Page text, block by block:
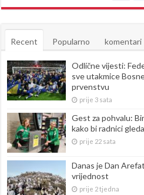
Recent Popularno komentari
Odlične vijesti:
sve utakmice
prvenstvu
prije 3 sata
Gest za pohvalu:
kako bi radnici
prije 22 sata
Danas je Dan
vrijednost
prije 2 tjedna